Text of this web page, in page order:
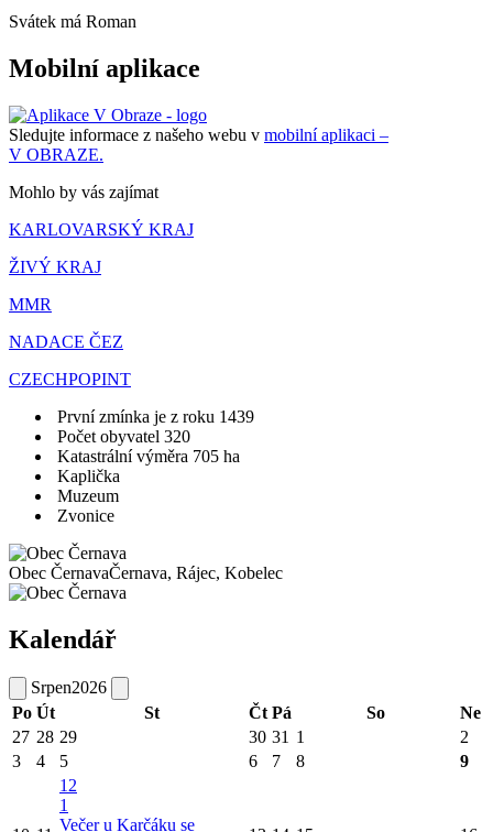
Svátek má Roman
Mobilní aplikace
Sledujte informace z našeho webu v mobilní aplikaci –
V OBRAZE.
Mohlo by vás zajímat
KARLOVARSKÝ KRAJ
ŽIVÝ KRAJ
MMR
NADACE ČEZ
CZECHPOPINT
První zmínka je z roku 1439
Počet obyvatel 320
Katastrální výměra 705 ha
Kaplička
Muzeum
Zvonice
Obec ČernavaČernava, Rájec, Kobelec
Kalendář
Srpen2026
Po Út St Čt Pá So
Ne
27 28 29 30 31 1
2
3
4 5 6 7 8 9
12
1
Večer u Karčáku se